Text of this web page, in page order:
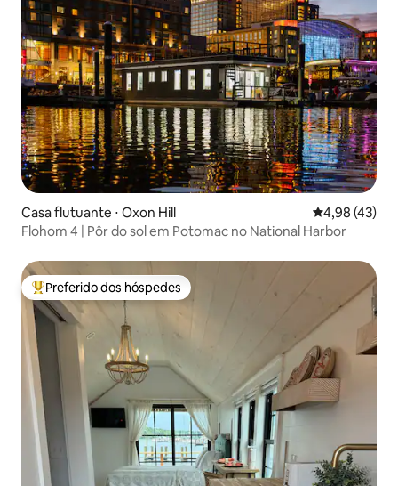
Casa flutuante ⋅ Oxon Hill 4,98 de uma
4,98 (43)
Flohom 4 | Pôr do sol em Potomac no National Harbor
Entre os melhores preferidos dos hóspedes
Preferido dos hóspedes